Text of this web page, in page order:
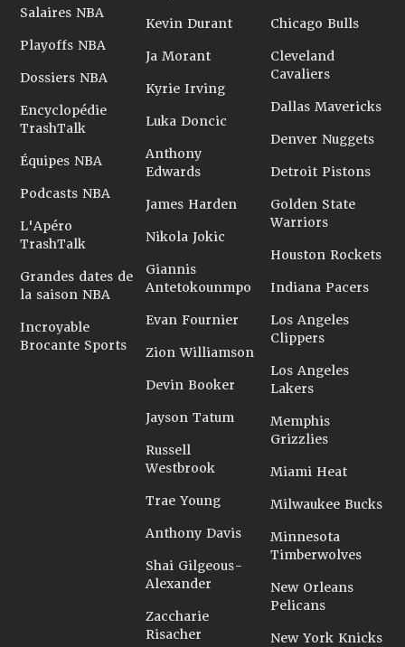
Salaires NBA
Playoffs NBA
Dossiers NBA
Encyclopédie
TrashTalk
Équipes NBA
Podcasts NBA
L'Apéro
TrashTalk
Grandes dates de
la saison NBA
Incroyable
Brocante Sports
Kevin Durant
Ja Morant
Kyrie Irving
Luka Doncic
Anthony
Edwards
James Harden
Nikola Jokic
Giannis
Antetokounmpo
Evan Fournier
Zion Williamson
Devin Booker
Jayson Tatum
Russell
Westbrook
Trae Young
Anthony Davis
Shai Gilgeous-
Alexander
Zaccharie
Risacher
Chicago Bulls
Cleveland
Cavaliers
Dallas Mavericks
Denver Nuggets
Detroit Pistons
Golden State
Warriors
Houston Rockets
Indiana Pacers
Los Angeles
Clippers
Los Angeles
Lakers
Memphis
Grizzlies
Miami Heat
Milwaukee Bucks
Minnesota
Timberwolves
New Orleans
Pelicans
New York Knicks